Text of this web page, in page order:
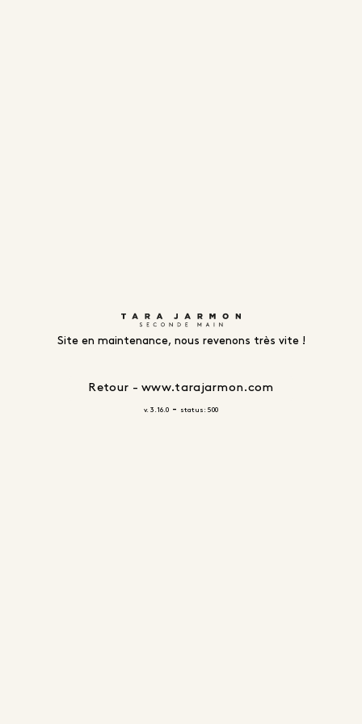
Site en maintenance, nous revenons très vite !
Retour - www.tarajarmon.com
v. 3.16.0 - status: 500